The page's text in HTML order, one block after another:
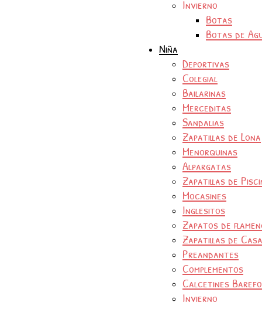
Invierno
Botas
Botas de
Niña
Deportivas
Colegial
Bailarinas
Merceditas
Sandalias
Zapatillas de Lona
Menorquinas
Alpargatas
Zapatillas de
Mocasines
Inglesitos
Zapatos de
Zapatillas de Casa
Preandantes
Complementos
Calcetines
Invierno